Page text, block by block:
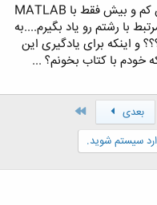
سلام...من ترم 6 پتروشیمی هستم...تا الان کم و بیش فقط با MATLAB
با رشتم رو یاد بگیرم....به
و اینکه برای یادگیری این
خودم با کتاب بخونم؟ ...
بعدی
سیستم شوید.